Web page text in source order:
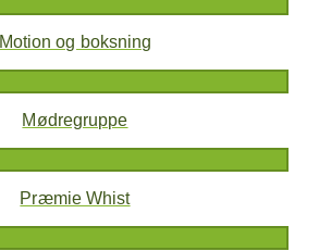
Motion og boksning
Mødregruppe
Præmie Whist